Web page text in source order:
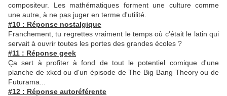
compositeur. Les mathématiques forment une culture comme
une autre, à ne pas juger en terme d'utilité.
#10 : Réponse nostalgique
Franchement, tu regrettes vraiment le temps où c'était le latin qui
servait à ouvrir toutes les portes des grandes écoles ?
#11 : Réponse geek
Ça sert à profiter à fond de tout le potentiel comique d'une
planche de xkcd ou d'un épisode de The Big Bang Theory ou de
Futurama...
#12 : Réponse autoréférente